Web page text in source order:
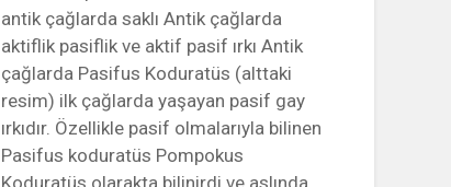
antik çağlarda saklı Antik çağlarda
aktiflik pasiflik ve aktif pasif ırkı Antik
çağlarda Pasifus Koduratüs (alttaki
resim) ilk çağlarda yaşayan pasif gay
ırkıdır. Özellikle pasif olmalarıyla bilinen
Pasifus koduratüs Pompokus
Koduratüs olarakta bilinirdi ve aslında